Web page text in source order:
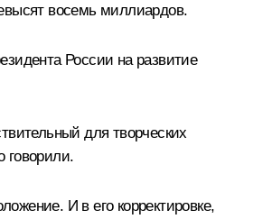
восемь миллиардов.
России на развитие
для творческих
говорили.
И в его корректировке,